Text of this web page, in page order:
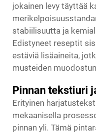
jokainen levy täyttää
stabiilisuutta ja
Edistyneet reseptit
estäviä lisäaineita,
musteiden
Pinnan tekstiuri
Erityinen
mekaanisella
pinnan yli. Tämä